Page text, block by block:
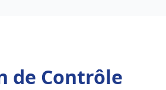
de Contrôle